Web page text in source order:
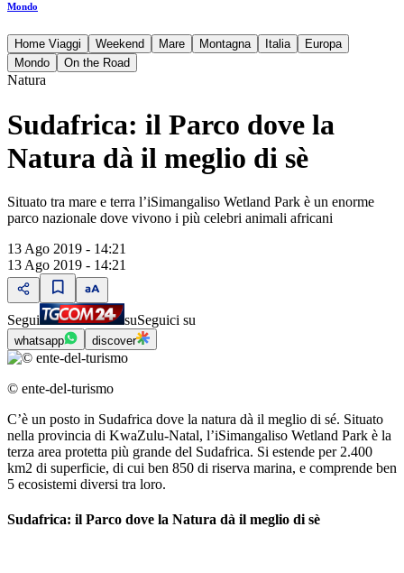
Mondo
Home Viaggi Weekend Mare Montagna Italia
Europa
Mondo
On the Road
Natura
Sudafrica: il Parco dove la
Natura dà il meglio di sè
Situato tra mare e terra l’iSimangaliso Wetland Park è un enorme
parco nazionale dove vivono i più celebri animali africani
13 Ago 2019 - 14:21
13 Ago 2019 - 14:21
Segui suSeguici su
whatsapp discover
© ente-del-turismo
C’è un posto in Sudafrica dove la natura dà il meglio di sé. Situato
nella provincia di KwaZulu-Natal, l’iSimangaliso Wetland Park è la
terza area protetta più grande del Sudafrica. Si estende per 2.400
km2 di superficie, di cui ben 850 di riserva marina, e comprende ben
5 ecosistemi diversi tra loro.
Sudafrica: il Parco dove la Natura dà il meglio di sè